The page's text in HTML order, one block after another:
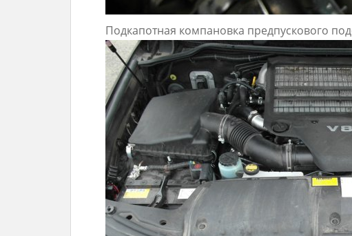
Подкапотная компановка предпускового